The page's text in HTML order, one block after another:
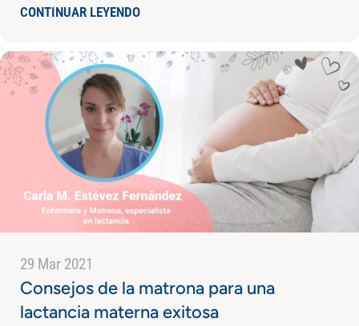
CONTINUAR LEYENDO
29 Mar 2021
Consejos de la matrona para una
lactancia materna exitosa